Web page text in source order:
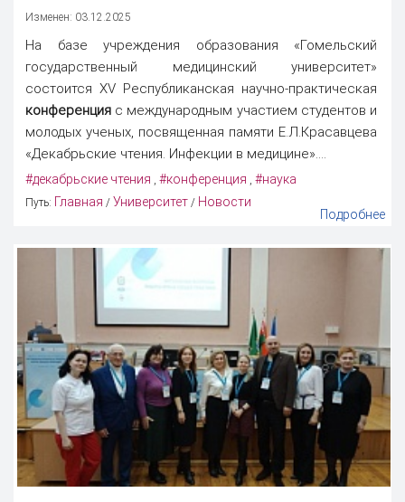
Изменен: 03.12.2025
На базе учреждения образования «Гомельский
государственный медицинский университет»
состоится XV Республиканская научно-практическая
конференция с международным участием студентов и
молодых ученых, посвященная памяти Е.Л.Красавцева
«Декабрьские чтения. Инфекции в медицине»....
#декабрьские чтения #конференция #наука
Путь: Главная / Университет / Новости
Подробнее